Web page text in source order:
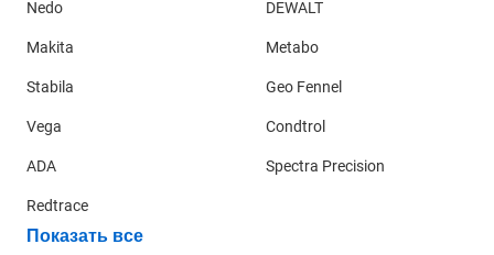
прибора. Такими параметрами обладают лазерные уровни
с боковым излучателем, например,Bosch GLL 3-80 P
Nedo DEWALT
Makita Metabo
Stabila Geo Fennel
Vega Condtrol
ADA Spectra Precision
Redtrace
Показать все